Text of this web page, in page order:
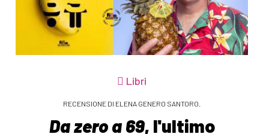
Libri
RECENSIONE DI ELENA GENERO SANTORO.
Da zero a 69, l'ultimo